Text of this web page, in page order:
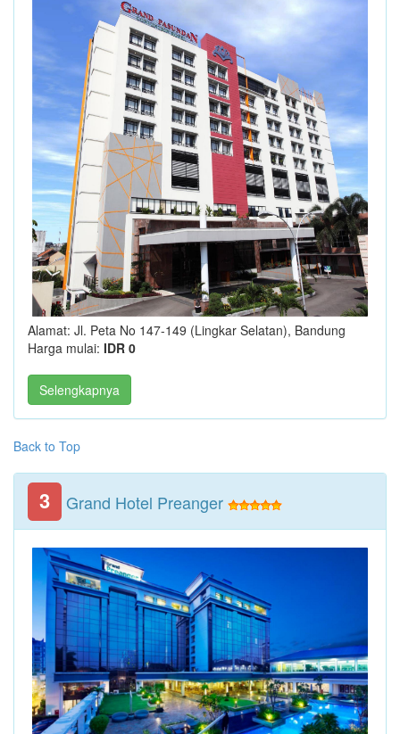
Alamat: Jl. Peta No 147-149 (Lingkar Selatan), Bandung
Harga mulai: IDR 0
Selengkapnya
Back to Top
3 Grand Hotel Preanger